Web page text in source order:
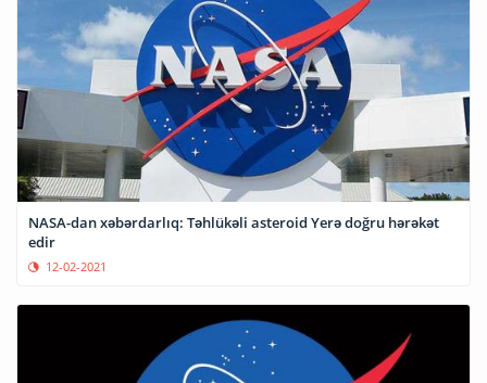
NASA-dan xəbərdarlıq: Təhlükəli asteroid Yerə doğru hərəkət
edir
12-02-2021